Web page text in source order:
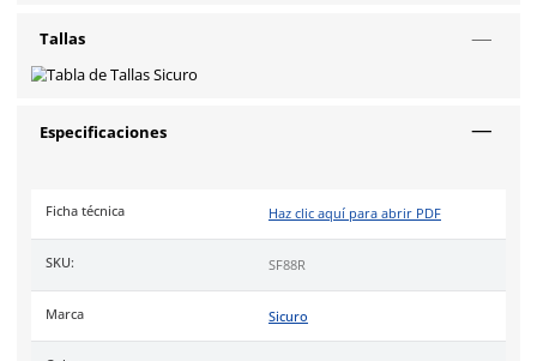
dieléctrica
Forrotextil Ultra Fresh antimicótico que mejora la
Plantillade PU inyectado, diseñada para un mejor soporte
del pie y reducir los puntos de presión que mejoran el
Suela
Alpes triple densidad (Phylon/Hule/TPU) diseñada
contra riesgos de choque eléctrico, es resistente a grasas y
antiderrapante.
Uso
ideal en industria y trabajo.
Cumple con certificación de la norma
También disponible en color lilaSF78L.